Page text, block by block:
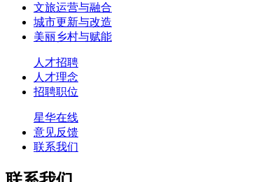
文旅运营与融合
城市更新与改造
美丽乡村与赋能
人才招聘
人才理念
招聘职位
星华在线
意见反馈
联系我们